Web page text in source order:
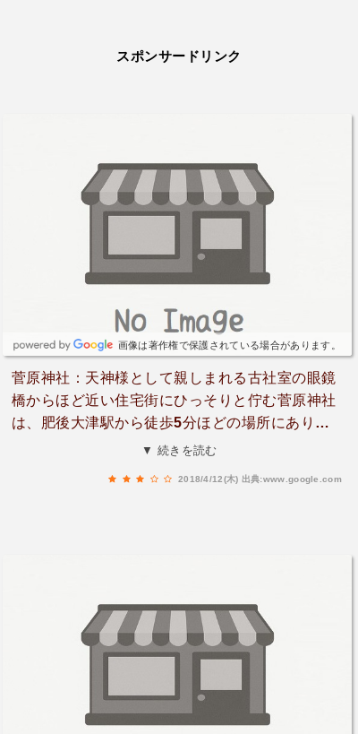
スポンサードリンク
画像は著作権で保護されている場合があります。
菅原神社：天神様として親しまれる古社室の眼鏡
橋からほど近い住宅街にひっそりと佇む菅原神社
は、肥後大津駅から徒歩5分ほどの場所にありま
す。上井出沿いにあるため、比較的見つけやすい
ろ）」が、西に200mほど離れた傾斜地にありま
す。宮座組は塔の迫の上・中・下の3組に分かれ
ており、地域に深く根ざした信仰が伺えます。祭
を張り替える伝統的な神事が行われます。神木に
御幣と御神酒を供えた後、幣くじで次の座元を決
▼ 続きを読む
2018/4/12(木) 出典:www.google.com